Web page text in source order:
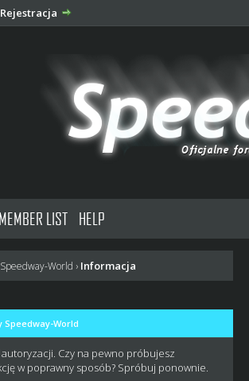
Rejestracja
MEMBER LIST HELP
World › Informacja
World
Czy na pewno próbujesz
w poprawny sposób? Spróbuj ponownie.